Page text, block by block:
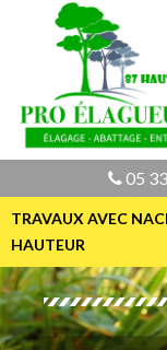
05
TRAVAUX AVEC
HAUTEUR